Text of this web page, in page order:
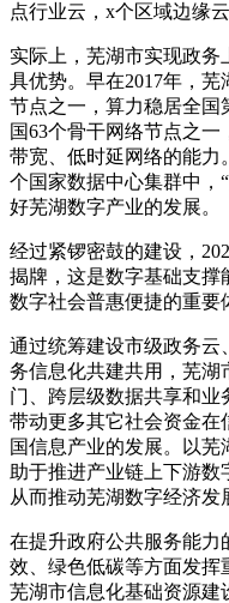
点行业云，x个区域边缘
实际上，芜湖市实现政
具优势。早在2017年，
节点之一，算力稳居全国
国63个骨干网络节点之
带宽、低时延网络的能力
个国家数据中心集群中，
好芜湖数字产业的发展。
经过紧锣密鼓的建设，
揭牌，这是数字基础支撑
数字社会普惠便捷的重要
通过统筹建设市级政务云
务信息化共建共用，芜湖
门、跨层级数据共享和业
带动更多其它社会资金在
国信息产业的发展。以
助于推进产业链上下游数
从而推动芜湖数字经济发
在提升政府公共服务能力
效、绿色低碳等方面发挥
芜湖市信息化基础资源建